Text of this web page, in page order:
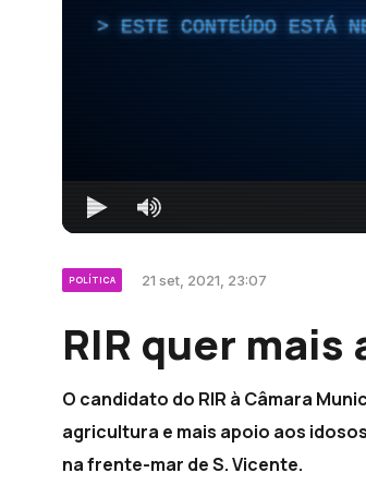
ESTE CONTEÚDO ESTÁ
POLÍTICA 21 set, 2021, 23:07
RIR quer
O candidato do RIR à Câmara
agricultura e mais apoio aos
na frente-mar de S. Vicente.